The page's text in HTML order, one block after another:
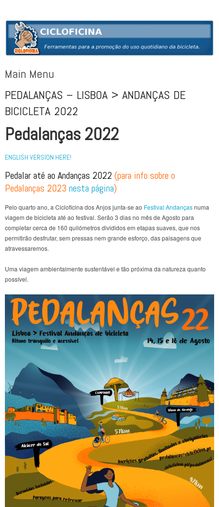
CICLOFICINA
Ferramentas para a promoção do uso quotidiano da bicicleta
Main Menu
Skip to content
PEDALANÇAS – LISBOA > ANDANÇAS DE
BICICLETA 2022
Pedalanças 2022
ENGLISH VERSION HERE!
Pedalar até ao Andanças 2022 (para info sobre o
Pedalanças 2023 nesta página)
Pelo quarto ano, a Cicloficina dos Anjos junta-se ao Festival Andançasnuma
viagem de bicicleta até ao festival. Serão 3 dias no mês de Agosto para
completar cerca de 160 quilómetros divididos em etapas suaves, que nos
permitirão desfrutar, sem pressas nem grande esforço, das paisagens que
atravessaremos.
Uma viagem ambientalmente sustentável e tão próxima da natureza quanto
possível.